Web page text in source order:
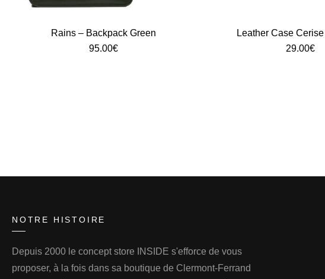
Rains – Backpack Green
95.00€
Leather Case
29.00€
NOTRE HISTOIRE
Depuis 2000 le concept store INSIDE s'efforce de vous
proposer, à la fois dans sa boutique de Clermont-Ferrand